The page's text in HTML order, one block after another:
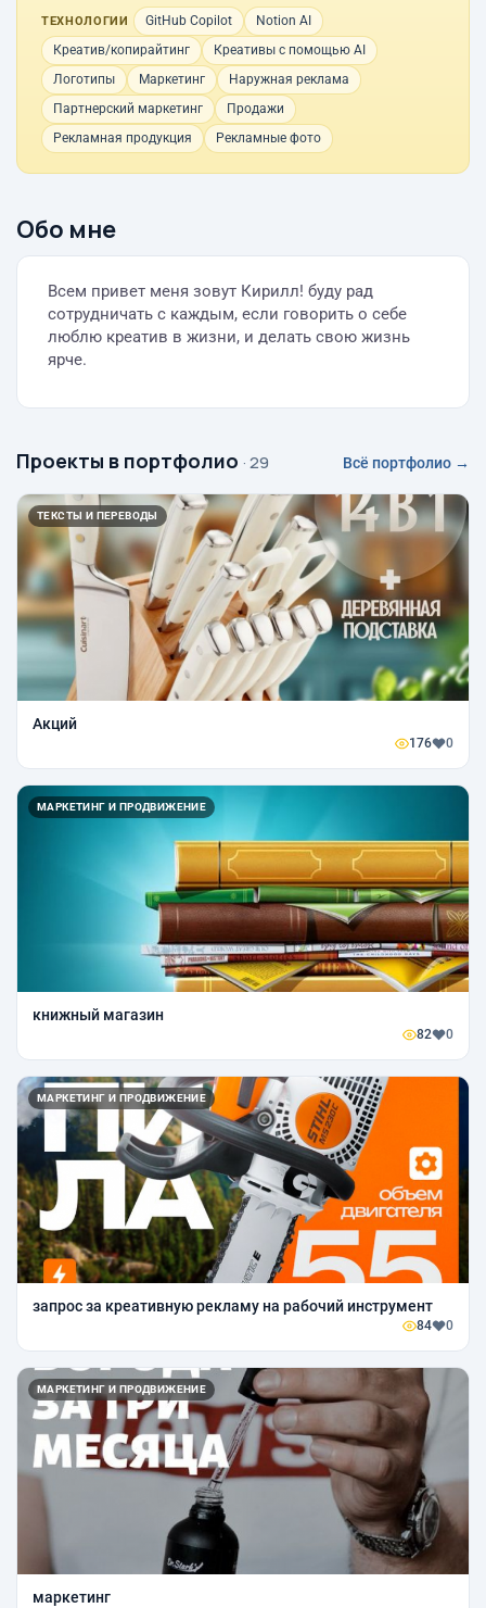
ТЕХНОЛОГИИ GitHub Copilot
Notion AI
Креатив/копирайтинг
Креативы с помощью AI
Логотипы
Маркетинг
Наружная реклама
Партнерский маркетинг
Продажи
Рекламная продукция
Рекламные фото
Обо мне
Всем привет меня зовут Кирилл! буду рад
сотрудничать с каждым, если говорить о себе
люблю креатив в жизни, и делать свою жизнь
ярче.
Проекты в портфолио · 29 Всё портфолио →
ТЕКСТЫ И ПЕРЕВОДЫ
Акций
176 0
МАРКЕТИНГ И ПРОДВИЖЕНИЕ
книжный магазин
82 0
МАРКЕТИНГ И ПРОДВИЖЕНИЕ
запрос за креативную рекламу на рабочий инструмент
84 0
МАРКЕТИНГ И ПРОДВИЖЕНИЕ
маркетинг